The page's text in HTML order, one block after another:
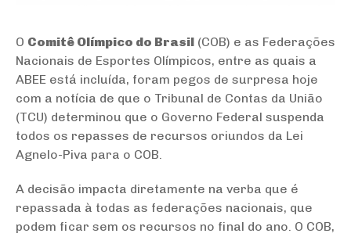
O Comitê Olímpico do Brasil (COB) e as Federações
Nacionais de Esportes Olímpicos, entre as quais a
ABEE está incluída, foram pegos de surpresa hoje
com a notícia de que o Tribunal de Contas da União
(TCU) determinou que o Governo Federal suspenda
todos os repasses de recursos oriundos da Lei
Agnelo-Piva para o COB.
A decisão impacta diretamente na verba que é
repassada à todas as federações nacionais, que
podem ficar sem os recursos no final do ano. O COB,